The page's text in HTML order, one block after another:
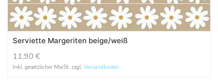
Serviette Margeriten beige/weiß
11,90 €
Inkl. gesetzlicher MwSt. zzgl. Versandkosten